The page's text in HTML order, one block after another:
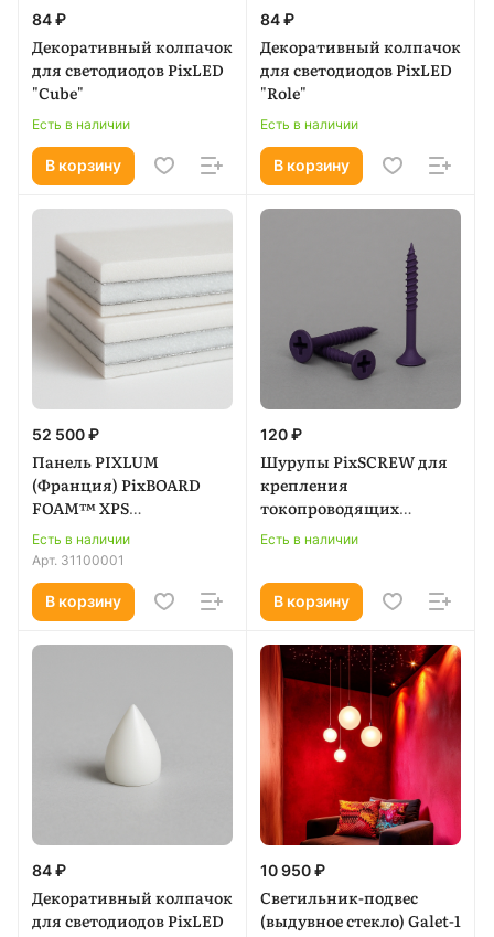
84 ₽
Декоративный колпачок
для светодиодов PixLED
"Cube"
Есть в наличии
В корзину
84 ₽
Декоративный колпачок
для светодиодов PixLED
"Role"
Есть в наличии
В корзину
52 500 ₽
Панель PIXLUM
(Франция) PixBOARD
FOAM™ XPS
(2500x1200x22 mm) - 150W
(1,7 кг/1м.кв.)
Есть в наличии
Арт. 31100001
В корзину
120 ₽
Шурупы PixSCREW для
крепления
токопроводящих
панелей
Есть в наличии
В корзину
84 ₽
Декоративный колпачок
для светодиодов PixLED
10 950 ₽
Светильник-подвес
(выдувное стекло) Galet-1